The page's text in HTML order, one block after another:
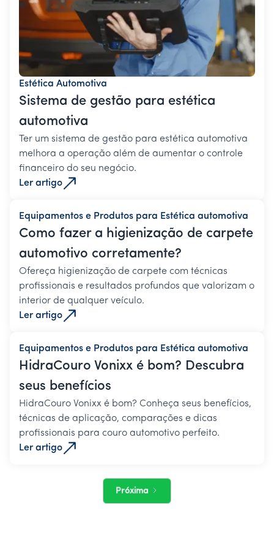
Estética Automotiva
Sistema de gestão para estética
automotiva
Ter um sistema de gestão para estética automotiva
melhora a operação além de aumentar o controle
financeiro do seu negócio.
Ler artigo
Equipamentos e Produtos para Estética automotiva
Como fazer a higienização de carpete
automotivo corretamente?
Ofereça higienização de carpete com técnicas
profissionais e resultados profundos que valorizam o
interior de qualquer veículo.
Ler artigo
Equipamentos e Produtos para Estética automotiva
HidraCouro Vonixx é bom? Descubra
seus benefícios
HidraCouro Vonixx é bom? Conheça seus benefícios,
técnicas de aplicação, comparações e dicas
profissionais para couro automotivo perfeito.
Ler artigo
Próxima